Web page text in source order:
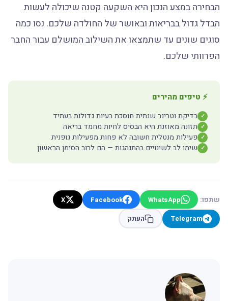
הבחירה במצע הנכון היא השקעה קטנה שיכולה לעשות
הבדל גדול בבריאות ובאושר של החולדה שלכם. נסו כמה
סוגים שונים עד שתמצאו את השילוב המושלם עבור החבר
הפרוותי שלכם.
⚡ טיפים מהירים
✓ בדיקת וטרינר שנתית חוסכת בעיות גדולות בעתיד
✓ תזונה מאוזנת היא הבסיס לחיות מחמד בריאה
✓ פעילות מנטלית חשובה לא פחות מפעילות גופנית
✓ שימו לב לשינויים בהתנהגות — הם לרוב הסימן הראשון
שתפו: WhatsApp
Facebook
X
Telegram
העתק